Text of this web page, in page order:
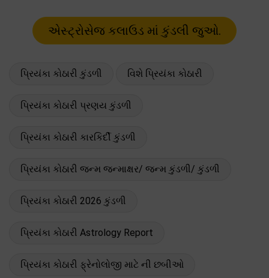
પ્રિયંકા કોઠારી કુંડળી વિશે પ્રિયંકા કોઠારી
પ્રિયંકા કોઠારી પ્રણય કુંડળી
પ્રિયંકા કોઠારી કારકિર્દી કુંડળી
પ્રિયંકા કોઠારી જન્મ જન્માક્ષર/ જન્મ કુંડળી/ કુંડળી
પ્રિયંકા કોઠારી 2026 કુંડળી
પ્રિયંકા કોઠારી Astrology Report
પ્રિયંકા કોઠારી ફ્રેનોલોજી માટે ની છબીઓ